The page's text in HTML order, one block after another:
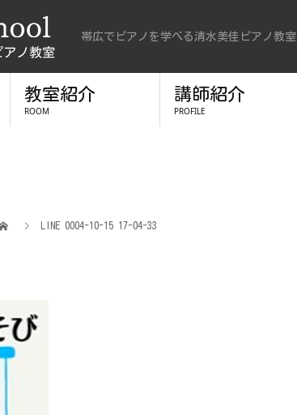
帯広でピアノを学べる清水美佳ピアノ教室
教室紹介
ROOM
講師紹介
PROFILE
LINE 0004-10-15 17-04-33